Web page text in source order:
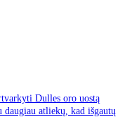
Dulles oro uostą
daugiau atliekų, kad išgautų